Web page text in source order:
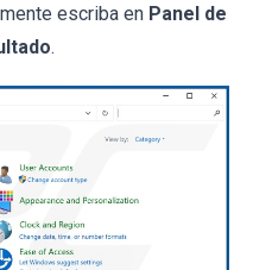
escriba en Panel de
.